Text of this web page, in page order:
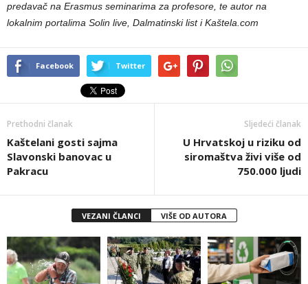
predavač na Erasmus seminarima za profesore, te autor na
lokalnim portalima Solin live, Dalmatinski list i Kaštela.com
Facebook Twitter
Prethodni članak
Kaštelani gosti sajma
Slavonski banovac u
Pakracu
Sljedeći članak
U Hrvatskoj u riziku od
siromaštva živi više od
750.000 ljudi
VEZANI ČLANCI VIŠE OD AUTORA